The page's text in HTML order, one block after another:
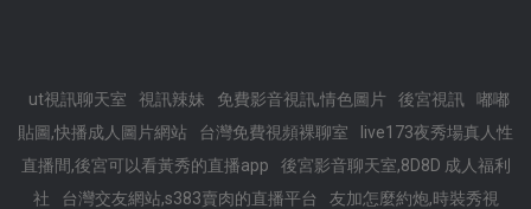
ut視訊聊天室 視訊辣妹 免費影音視訊,情色圖片 後宮視訊
嘟嘟
貼圖,快播成人圖片網站
台灣免費視頻裸聊室
live173夜秀場真人性
直播間,後宮可以看黃秀的直播app
後宮影音聊天室,8D8D 成人福利
社
台灣交友網站,s383賣肉的直播平台
友加怎麼約炮,時裝秀視